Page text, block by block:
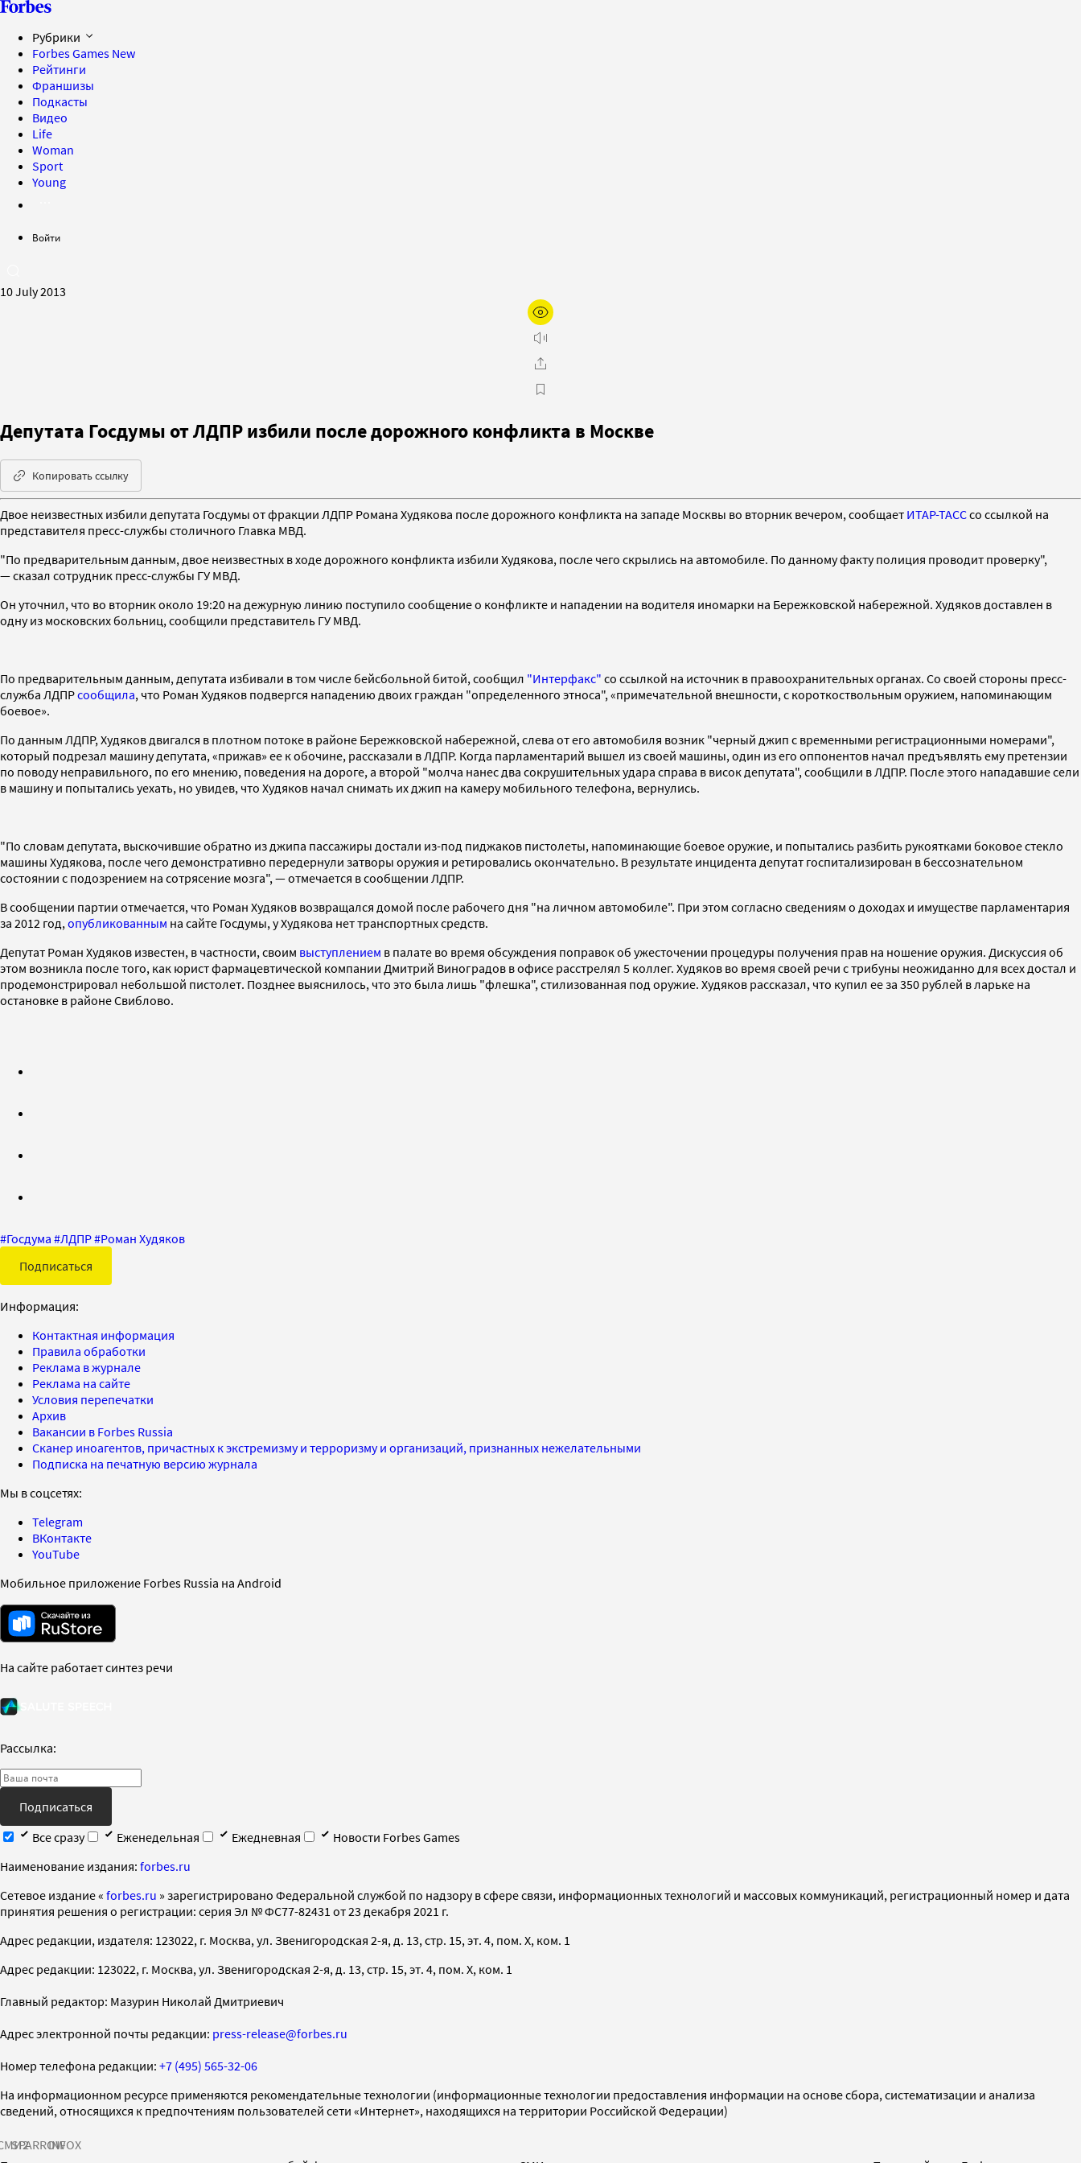
Рубрики
Forbes Games New
Рейтинги
Франшизы
Подкасты
Видео
Life
Woman
Sport
Young
Войти
10 July 2013
Депутата Госдумы от ЛДПР избили после дорожного конфликта в Москве
Копировать ссылку
Двое неизвестных избили депутата Госдумы от фракции ЛДПР Романа Худякова после дорожного конфликта на западе Москвы во вторник вечером, сообщает ИТАР-ТАССсо ссылкой на
представителя пресс-службы столичного Главка МВД.
"По предварительным данным, двое неизвестных в ходе дорожного конфликта избили Худякова, после чего скрылись на автомобиле. По данному факту полиция проводит проверку",
— сказал сотрудник пресс-службы ГУ МВД.
Он уточнил, что во вторник около 19:20 на дежурную линию поступило сообщение о конфликте и нападении на водителя иномарки на Бережковской набережной. Худяков доставлен в
одну из московских больниц, сообщили представитель ГУ МВД.
По предварительным данным, депутата избивали в том числе бейсбольной битой, сообщил "Интерфакс" со ссылкой на источник в правоохранительных органах. Со своей стороны пресс-
служба ЛДПРсообщила, что Роман Худяков подвергся нападению двоих граждан "определенного этноса", «примечательной внешности, с короткоствольным оружием, напоминающим
боевое».
По данным ЛДПР, Худяков двигался в плотном потоке в районе Бережковской набережной, слева от его автомобиля возник "черный джип с временными регистрационными номерами",
который подрезал машину депутата, «прижав» ее к обочине, рассказали в ЛДПР. Когда парламентарий вышел из своей машины, один из его оппонентов начал предъявлять ему претензии
по поводу неправильного, по его мнению, поведения на дороге, а второй "молча нанес два сокрушительных удара справа в висок депутата", сообщили в ЛДПР. После этого нападавшие сели
в машину и попытались уехать, но увидев, что Худяков начал снимать их джип на камеру мобильного телефона, вернулись.
"По словам депутата, выскочившие обратно из джипа пассажиры достали из-под пиджаков пистолеты, напоминающие боевое оружие, и попытались разбить рукоятками боковое стекло
машины Худякова, после чего демонстративно передернули затворы оружия и ретировались окончательно. В результате инцидента депутат госпитализирован в бессознательном
состоянии с подозрением на сотрясение мозга", — отмечается в сообщении ЛДПР.
В сообщении партии отмечается, что Роман Худяков возвращался домой после рабочего дня "на личном автомобиле". При этом согласно сведениям о доходах и имуществе парламентария
за 2012 год, опубликованным на сайте Госдумы, у Худякова нет транспортных средств.
Депутат Роман Худяков известен, в частности, своим выступлением в палате во время обсуждения поправок об ужесточении процедуры получения прав на ношение оружия. Дискуссия об
этом возникла после того, как юрист фармацевтической компании Дмитрий Виноградов в офисе расстрелял 5 коллег. Худяков во время своей речи с трибуны неожиданно для всех достал и
продемонстрировал небольшой пистолет. Позднее выяснилось, что это была лишь "флешка", стилизованная под оружие. Худяков рассказал, что купил ее за 350 рублей в ларьке на
остановке в районе Свиблово.
#Госдума #ЛДПР#Роман Худяков
Подписаться
Информация:
Контактная информация
Правила обработки
Реклама в журнале
Реклама на сайте
Условия перепечатки
Архив
Вакансии в Forbes Russia
Сканер иноагентов, причастных к экстремизму и терроризму и организаций, признанных нежелательными
Подписка на печатную версию журнала
Мы в соцсетях:
Telegram
ВКонтакте
YouTube
Мобильное приложение Forbes Russia на Android
На сайте работает синтез речи
Рассылка:
Подписаться
Все сразу
Еженедельная Ежедневная
Новости Forbes Games
Наименование издания: forbes.ru
Cетевое издание « forbes.ru » зарегистрировано Федеральной службой по надзору в сфере связи, информационных технологий и массовых коммуникаций, регистрационный номер и дата
принятия решения о регистрации: серия Эл № ФС77-82431 от 23 декабря 2021 г.
Адрес редакции, издателя: 123022, г. Москва, ул. Звенигородская 2-я, д. 13, стр. 15, эт. 4, пом. X, ком. 1
Адрес редакции: 123022, г. Москва, ул. Звенигородская 2-я, д. 13, стр. 15, эт. 4, пом. X, ком. 1
Главный редактор: Мазурин Николай Дмитриевич
Адрес электронной почты редакции: press-release@forbes.ru
Номер телефона редакции: +7 (495) 565-32-06
На информационном ресурсе применяются рекомендательные технологии (информационные технологии предоставления информации на основе сбора, систематизации и анализа
сведений, относящихся к предпочтениям пользователей сети «Интернет», находящихся на территории Российской Федерации)
SPARROWINFOX